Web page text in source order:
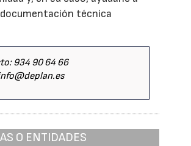
técnica
934 90 64 66
O ENTIDADES